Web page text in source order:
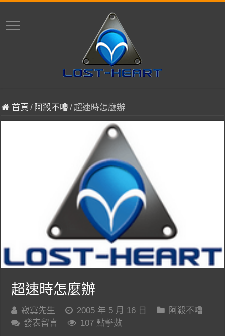
首頁 / 阿殺不嚕/ 超速時怎麼辦
超速時怎麼辦
寂寞先生 2005 年 5 月 16 日
阿殺不嚕
發表留言
107 點擊數